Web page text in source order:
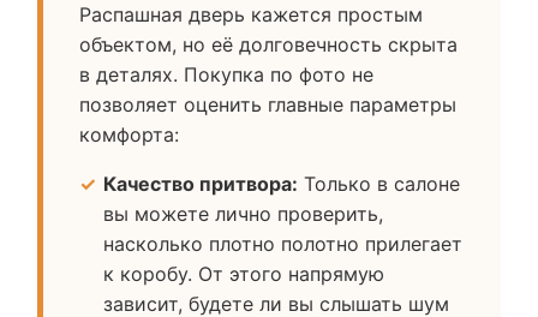
Распашная дверь кажется простым
объектом, но её долговечность скрыта
в деталях. Покупка по фото не
позволяет оценить главные параметры
комфорта:
Качество притвора: Только в салоне
вы можете лично проверить,
насколько плотно полотно прилегает
к коробу. От этого напрямую
зависит, будете ли вы слышать шум